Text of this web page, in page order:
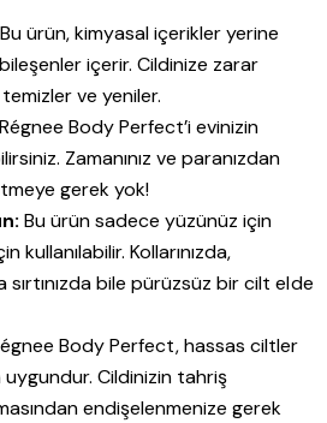
Bu ürün, kimyasal içerikler yerine
içerir. Cildinize zarar
ve yeniler.
Régnee Body Perfect’i evinizin
Zamanınız ve paranızdan
gerek yok!
Bu ürün sadece yüzünüz için
kullanılabilir. Kollarınızda,
sırtınızda bile pürüzsüz bir cilt elde
Body Perfect, hassas ciltler
Cildinizin tahriş
endişelenmenize gerek